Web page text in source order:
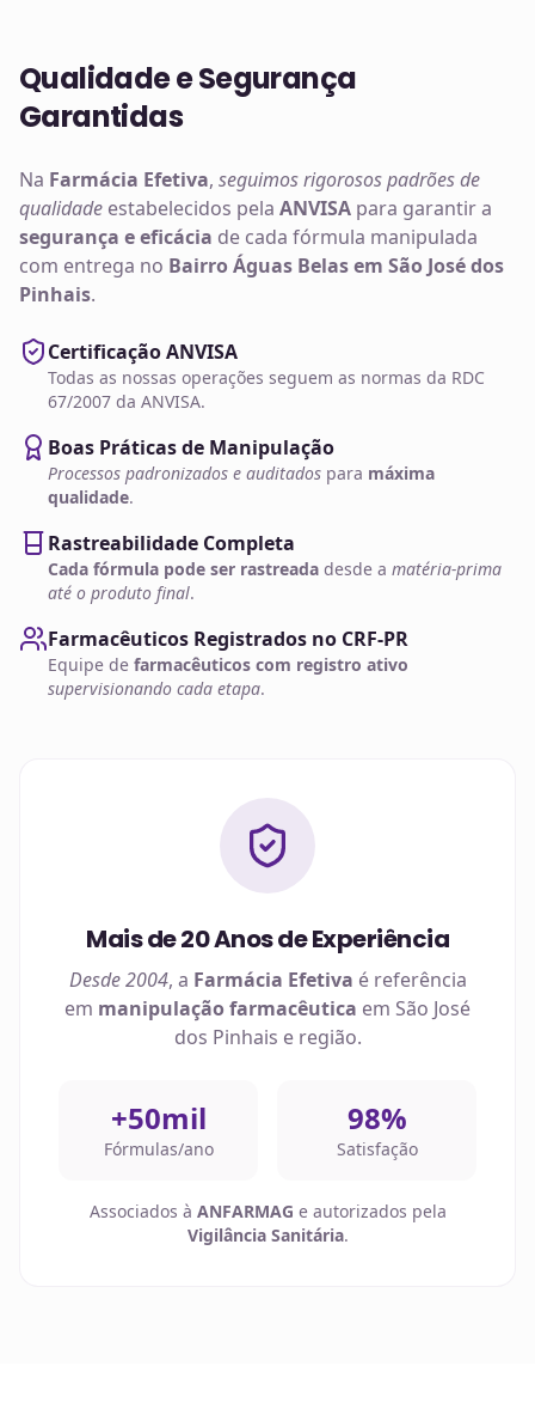
Qualidade e Segurança
Garantidas
Na Farmácia Efetiva, seguimos rigorosos padrões de
qualidade estabelecidos pela ANVISA para garantir a
segurança e eficácia de cada fórmula manipulada
com entrega no Bairro Águas Belas em São José dos
Pinhais.
Certificação ANVISA
Todas as nossas operações seguem as normas da RDC
67/2007 da ANVISA.
Boas Práticas de Manipulação
Processos padronizados e auditados para máxima
qualidade.
Rastreabilidade Completa
Cada fórmula pode ser rastreada desde a matéria-prima
até o produto final.
Farmacêuticos Registrados no CRF-PR
Equipe de farmacêuticos com registro ativo
supervisionando cada etapa.
Mais de 20 Anos de Experiência
Desde 2004, a Farmácia Efetiva é referência
em manipulação farmacêutica em São José
dos Pinhais e região.
+50mil
Fórmulas/ano
98%
Satisfação
Associados à ANFARMAG e autorizados pela
Vigilância Sanitária.